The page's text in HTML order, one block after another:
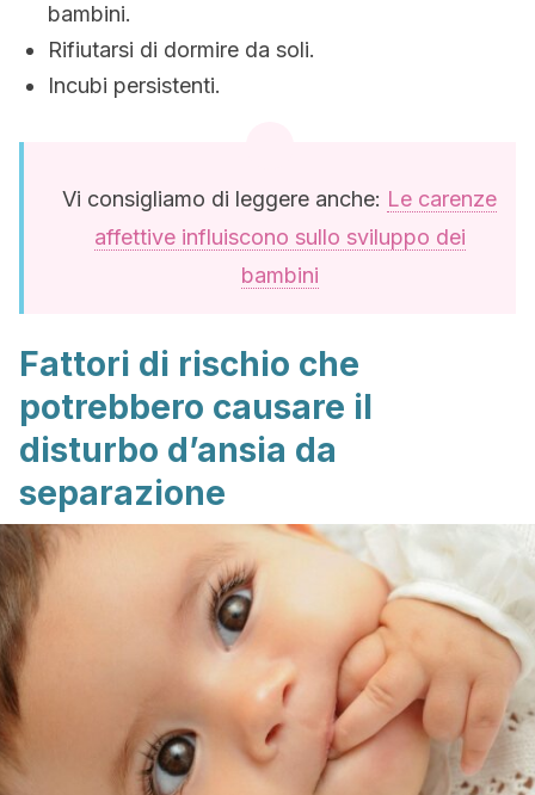
bambini.
Rifiutarsi di dormire da soli.
Incubi persistenti.
Vi consigliamo di leggere anche: Le carenze
affettive influiscono sullo sviluppo dei
bambini
Fattori di rischio che
potrebbero causare il
disturbo d’ansia da
separazione